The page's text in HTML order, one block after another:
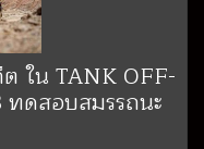
ใน TANK OFF-
ทดสอบสมรรถนะ